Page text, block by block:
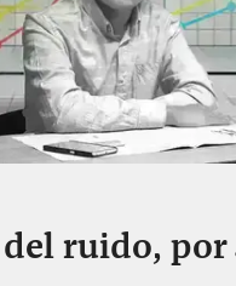
ruido, por